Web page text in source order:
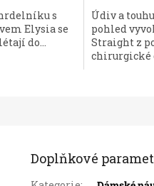
s
Elysia se
do...
Údiv a
pohled
Straight z
chirurgické
Doplňkové